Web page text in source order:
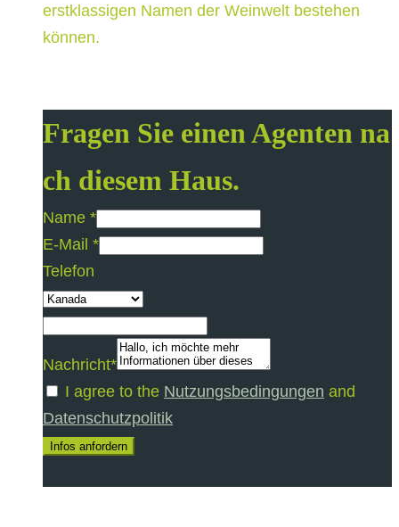
erstklassigen Namen der Weinwelt bestehen
können.
Fragen Sie einen Agenten na
ch diesem Haus.
Name *
E-Mail *
Telefon
Nachricht*
I agree to the Nutzungsbedingungen and
Datenschutzpolitik
Infos anfordern